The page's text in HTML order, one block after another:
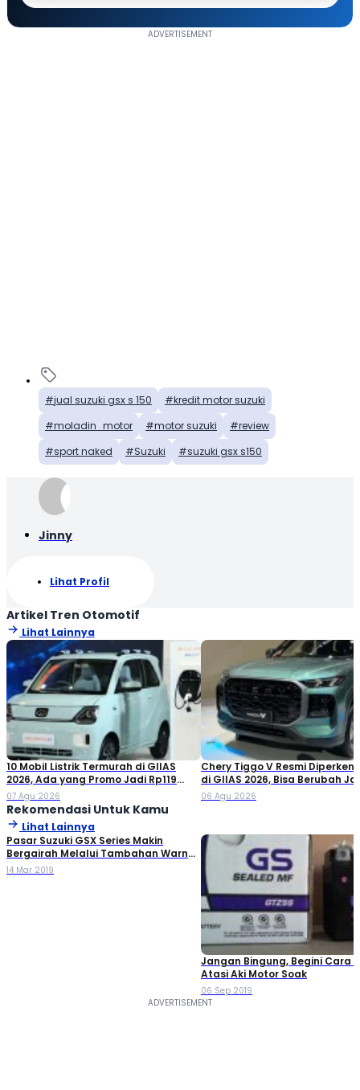
jual suzuki gsx s 150
kredit motor suzuki
moladin_motor
motor suzuki
review
sport naked
Suzuki suzuki gsx s150
Jinny
Lihat Profil
Artikel Tren Otomotif
Lihat Lainnya
10 Mobil Listrik Termurah di GIIAS
2026, Ada yang Promo Jadi Rp119
Jutaan!
07 Agu 2026
Chery Tiggo V Resmi
di GIIAS 2026, Bisa Berubah
Double Cabin
06 Agu 2026
Rekomendasi Untuk Kamu
Lihat Lainnya
Pasar Suzuki GSX Series Makin
Bergairah Melalui Tambahan Warna
dan Gimmick
14 Mar 2019
Jangan Bingung, Begini Cara
Atasi Aki Motor Soak
06 Sep 2019